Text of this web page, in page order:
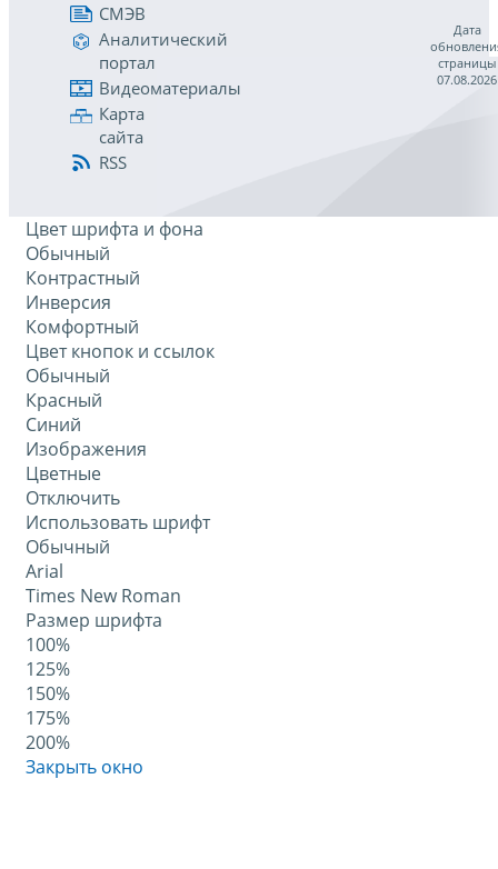
СМЭВ
Аналитический
портал
Видеоматериалы
Карта
сайта
RSS
Дата
страницы
07.08.2026
Цвет шрифта и фона
Обычный
Контрастный
Инверсия
Комфортный
Цвет кнопок и ссылок
Обычный
Красный
Синий
Изображения
Цветные
Отключить
Использовать шрифт
Обычный
Arial
Times New Roman
Размер шрифта
100%
125%
150%
175%
200%
Закрыть окно